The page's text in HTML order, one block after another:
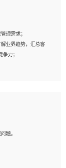
像处理；
使用神经网络算法
；
理需求；
业界趋势，汇总客
力；
使用PPT、
力，能独立撰写
展示。
题。